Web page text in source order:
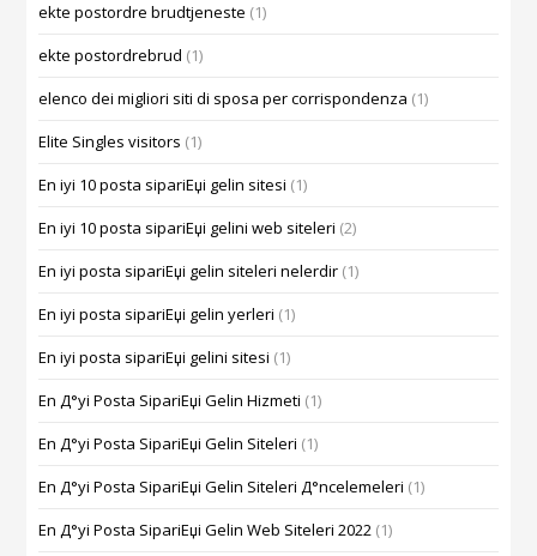
ekte postordre brudtjeneste (1)
ekte postordrebrud (1)
elenco dei migliori siti di sposa per corrispondenza (1)
Elite Singles visitors (1)
En iyi 10 posta sipariЕџi gelin sitesi (1)
En iyi 10 posta sipariЕџi gelini web siteleri (2)
En iyi posta sipariЕџi gelin siteleri nelerdir (1)
En iyi posta sipariЕџi gelin yerleri (1)
En iyi posta sipariЕџi gelini sitesi (1)
En Д°yi Posta SipariЕџi Gelin Hizmeti (1)
En Д°yi Posta SipariЕџi Gelin Siteleri (1)
En Д°yi Posta SipariЕџi Gelin Siteleri Д°ncelemeleri (1)
En Д°yi Posta SipariЕџi Gelin Web Siteleri 2022 (1)